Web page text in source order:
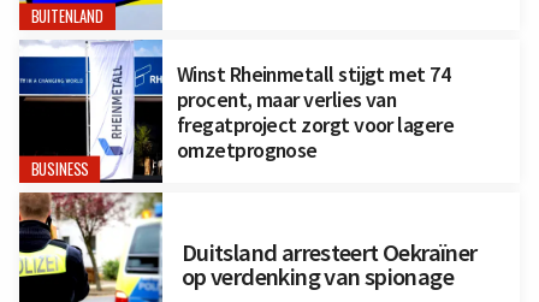
BUITENLAND
BUSINESS
Winst Rheinmetall stijgt met 74
procent, maar verlies van
fregatproject zorgt voor lagere
omzetprognose
Duitsland arresteert Oekraïner
op verdenking van spionage